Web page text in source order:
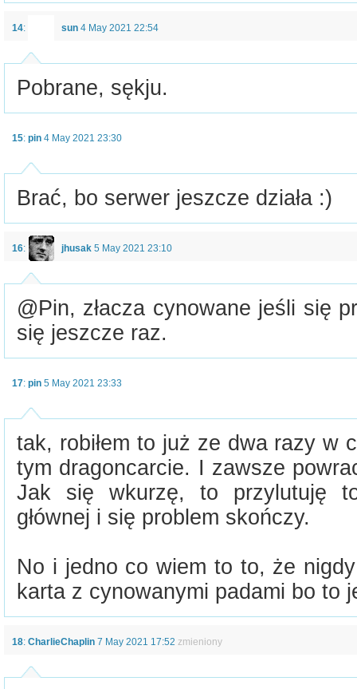
14: sun 4 May 2021 22:54
Pobrane, sękju.
15: pin 4 May 2021 23:30
Brać, bo serwer jeszcze działa :)
16: jhusak 5 May 2021 23:10
@Pin, złacza cynowane jeśli się
się jeszcze raz.
17: pin 5 May 2021 23:33
tak, robiłem to już ze dwa razy w
tym dragoncarcie. I zawsze
Jak się wkurzę, to przylutuję
głównej i się problem skończy.
No i jedno co wiem to to, że
karta z cynowanymi padami bo to
18: CharlieChaplin 7 May 2021 17:52 zmieniony